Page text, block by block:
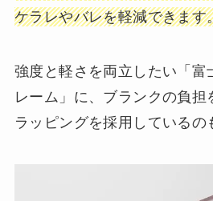
ケラレやバレを軽減できます
強度と軽さを両立したい「富
レーム」に、ブランクの負担
ラッピングを採用しているの